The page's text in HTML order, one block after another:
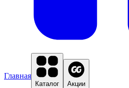
Главная
Каталог Акции